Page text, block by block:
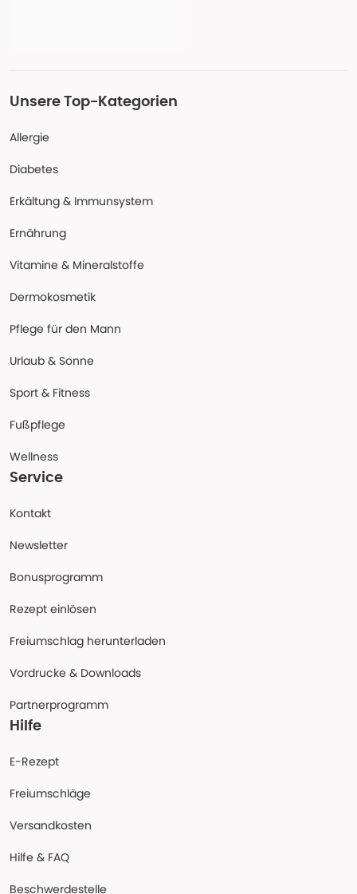
Unsere Top-Kategorien
Allergie
Diabetes
Erkältung & Immunsystem
Ernährung
Vitamine & Mineralstoffe
Dermokosmetik
Pflege für den Mann
Urlaub & Sonne
Sport & Fitness
Fußpflege
Wellness
Service
Kontakt
Newsletter
Bonusprogramm
Rezept einlösen
Freiumschlag herunterladen
Vordrucke & Downloads
Partnerprogramm
Hilfe
E-Rezept
Freiumschläge
Versandkosten
Hilfe & FAQ
Beschwerdestelle